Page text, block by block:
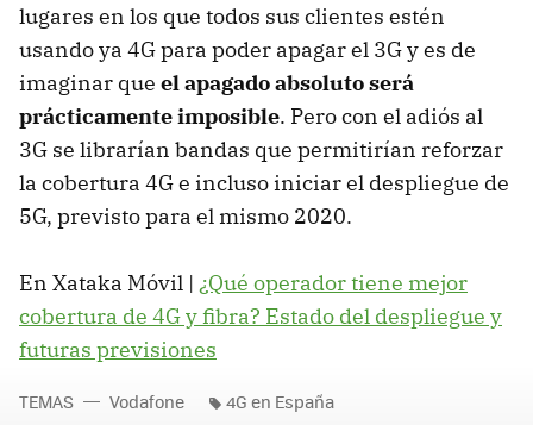
lugares en los que todos sus clientes estén
usando ya 4G para poder apagar el 3G y es de
imaginar que el apagado absoluto será
prácticamente imposible. Pero con el adiós al
3G se librarían bandas que permitirían reforzar
la cobertura 4G e incluso iniciar el despliegue de
5G, previsto para el mismo 2020.
En Xataka Móvil | ¿Qué operador tiene mejor
cobertura de 4G y fibra? Estado del despliegue y
futuras previsiones
TEMAS Vodafone 4G en España